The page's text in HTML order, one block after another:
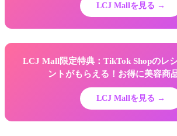
LCJ Mallを見る →
LCJ Mall限定特典：TikTok Shopのレ
ントがもらえる！お得に美容商
LCJ Mallを見る →